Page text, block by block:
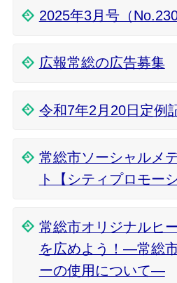
2025年3月号（No.230
広報常総の広告募集
令和7年2月20日定例
常総市ソーシャルメ
ト【シティプロモー
常総市オリジナルヒ
を広めよう！―常総
ーの使用について―